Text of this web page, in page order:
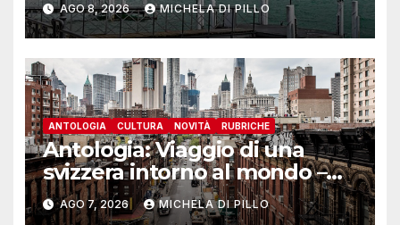
AGO 8, 2026 MICHELA DI PILLO
ANTOLOGIA CULTURA NOVITÀ RUBRICHE
Antologia: Viaggio di una
svizzera intorno al mondo –
Yosemite
AGO 7, 2026 MICHELA DI PILLO